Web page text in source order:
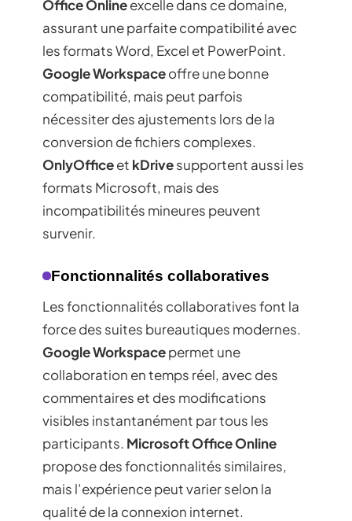
Office Onlineexcelle dans ce domaine,
assurant une parfaite compatibilité avec
les formats Word, Excel et PowerPoint.
Google Workspaceoffre une bonne
compatibilité, mais peut parfois
nécessiter des ajustements lors de la
conversion de fichiers complexes.
OnlyOfficeet kDrivesupportent aussi les
formats Microsoft, mais des
incompatibilités mineures peuvent
survenir.
Fonctionnalités collaboratives
Les fonctionnalités collaboratives font la
force des suites bureautiques modernes.
Google Workspacepermet une
collaboration en temps réel, avec des
commentaires et des modifications
visibles instantanément par tous les
participants. Microsoft Office Online
propose des fonctionnalités similaires,
mais l’expérience peut varier selon la
qualité de la connexion internet.